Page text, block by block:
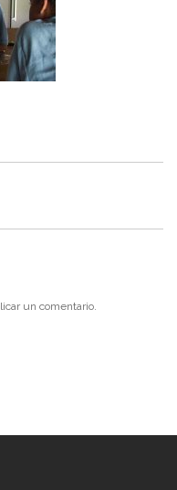
un comentario.